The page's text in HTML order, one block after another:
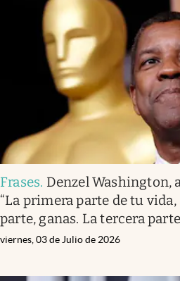
Frases. Denzel Washington,
“La primera parte de tu
parte, ganas. La tercera
viernes, 03 de Julio de 2026